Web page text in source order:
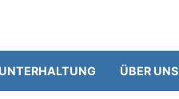
UNTERHALTUNG ÜBER UNS